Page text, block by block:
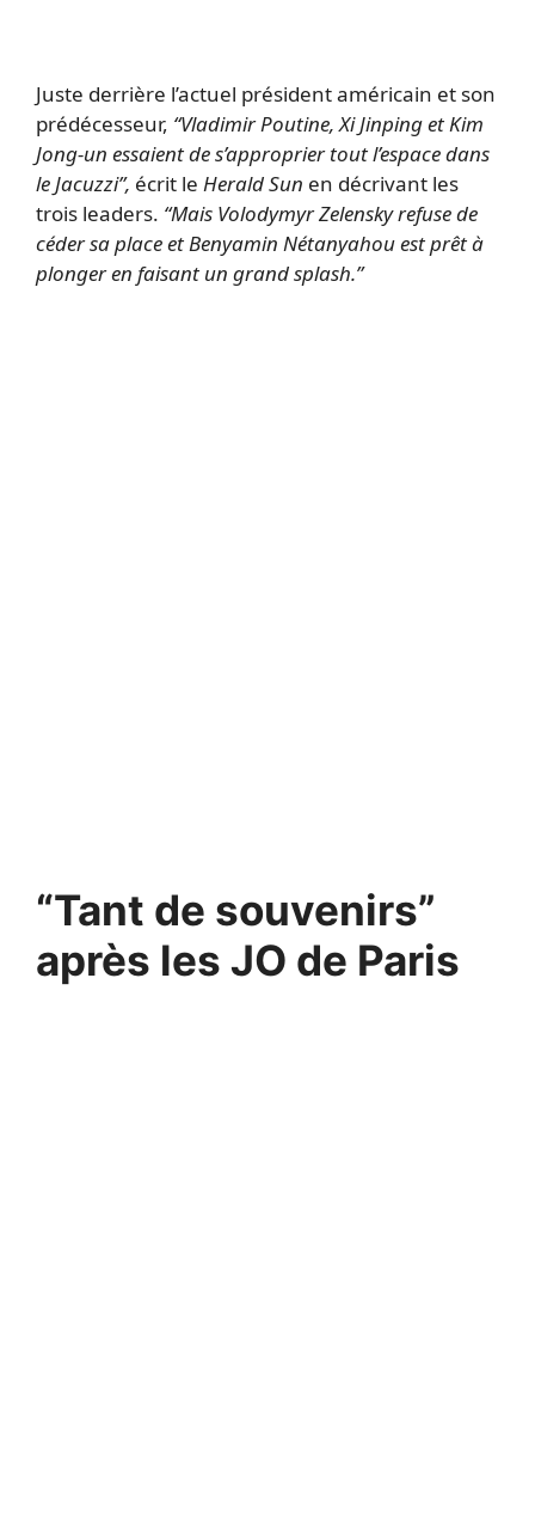
Juste derrière l’actuel président américain et son
prédécesseur, “Vladimir Poutine, Xi Jinping et Kim
Jong-un essaient de s’approprier tout l’espace dans
le Jacuzzi”, écrit le Herald Sun en décrivant les
trois leaders. “Mais Volodymyr Zelensky refuse de
céder sa place et Benyamin Nétanyahou est prêt à
plonger en faisant un grand splash.”
“Tant de souvenirs”
après les JO de Paris